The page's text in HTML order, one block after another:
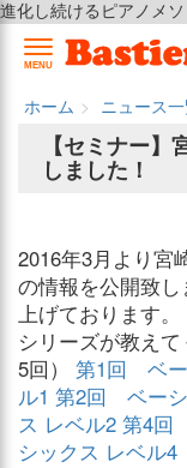
進化し続けるピアノメ
MENU
ホーム ニュース
【セミナー】
しました！
2016年3月より宮
の情報を公開致
上げております
シリーズが教え
5回） 第1回 ベー
ル1 第2回 ベーシ
ス レベル2 第4回
シックス レベル4